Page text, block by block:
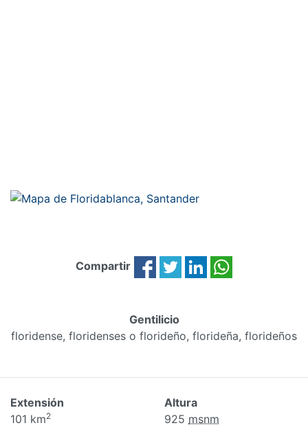
Compartir
Gentilicio
floridense, floridenses o florideño, florideña, florideños
Extensión
101 km2
Altura
925 msnm